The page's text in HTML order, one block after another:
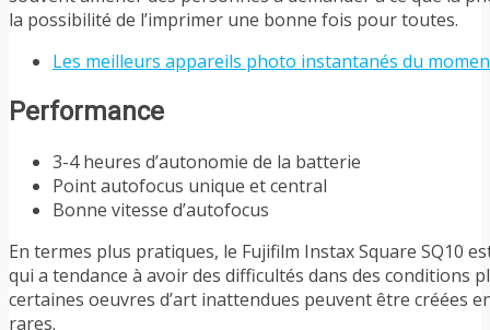
la possibilité de l’imprimer une bonne fois pour toutes.
Les meilleurs appareils photo instantanés du
Performance
3-4 heures d’autonomie de la batterie
Point autofocus unique et central
Bonne vitesse d’autofocus
En termes plus pratiques, le Fujifilm Instax Square SQ10
qui a tendance à avoir des difficultés dans des conditions
certaines oeuvres d’art inattendues peuvent être créées
rares.